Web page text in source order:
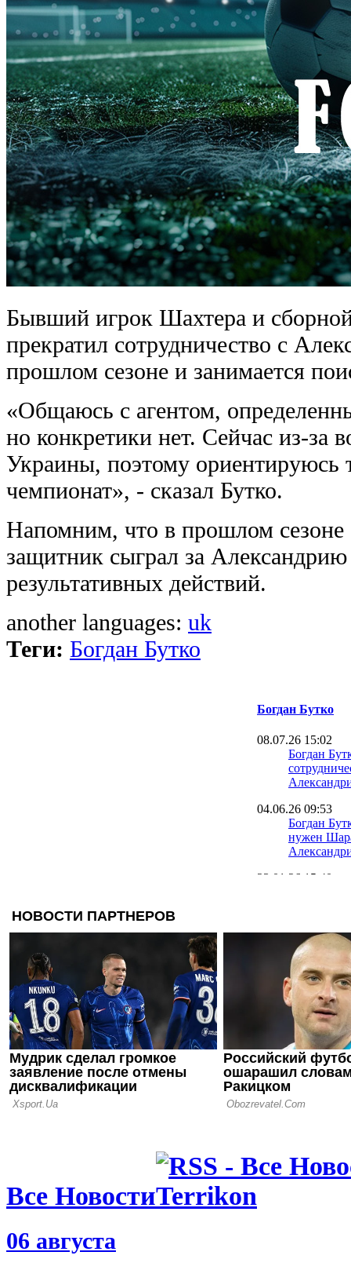
Бывший игрок Шахтера и
прекратил сотрудничество с
прошлом сезоне и занимается
«Общаюсь с агентом,
но конкретики нет. Сейчас из-за
Украины, поэтому ориентируюсь
чемпионат», - сказал Бутко.
Напомним, что в прошлом сезоне
защитник сыграл за
результативных действий.
another languages: uk
Теги: Богдан Бутко
Богдан Бутко
08.07.26 15:02
Богдан
04.06.26 09:53
Богдан
нужен
23.01.26 15:40
20.01.26 10:43
Богдана
11.09.25 17:59
пытался
Бутко
Все Новости
06 августа